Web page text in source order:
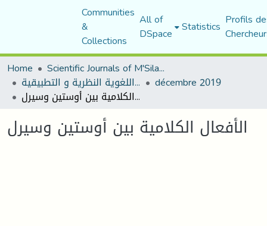
Communities
&
Collections
All of
DSpace Statistics Profils
Home
Scientific Journals of M'Sila University
مجلة المقرى للدراسات اللغوية النظرية و التطبيقية décembre 2019
الأفعال الكلامية بين أوستين وسيرل
الأفعال الكلامية بين أوستين وسيرل